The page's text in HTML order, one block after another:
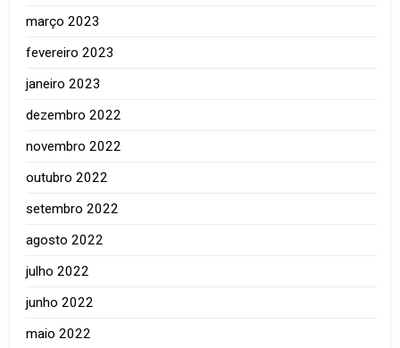
março 2023
fevereiro 2023
janeiro 2023
dezembro 2022
novembro 2022
outubro 2022
setembro 2022
agosto 2022
julho 2022
junho 2022
maio 2022